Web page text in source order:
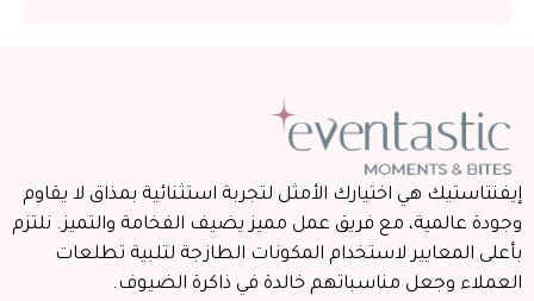
إيفنتاستيك هي اختيارك الأمثل لتجربة استثنائية بمذاق لا يقاوم
وجودة عالمية، مع فريق عمل مميز يضيف الفخامة والتميز. نلتزم
بأعلى المعايير لاستخدام المكونات الطازجة لتلبية تطلعات
العملاء وجعل مناسباتهم خالدة في ذاكرة الضيوف.